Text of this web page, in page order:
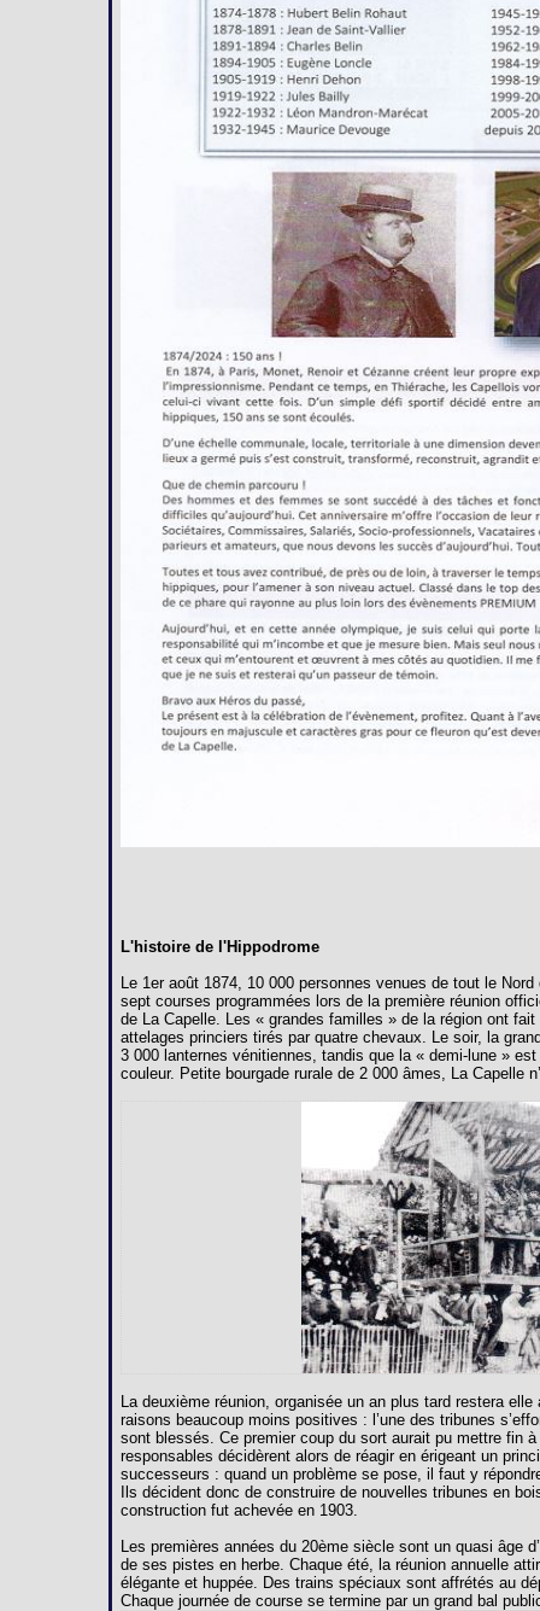
L'histoire de l'Hippodrome
Le 1er août 1874, 10 000 personnes venues de tout le
sept courses programmées lors de la première réunion
de La Capelle. Les « grandes familles » de la région ont
attelages princiers tirés par quatre chevaux. Le soir, la
3 000 lanternes vénitiennes, tandis que la « demi-lune »
couleur. Petite bourgade rurale de 2 000 âmes, La Capelle
La deuxième réunion, organisée un an plus tard restera
raisons beaucoup moins positives : l’une des tribunes
sont blessés. Ce premier coup du sort aurait pu mettre fin à
responsables décidèrent alors de réagir en érigeant un
successeurs : quand un problème se pose, il faut y
Ils décident donc de construire de nouvelles tribunes en
construction fut achevée en 1903.
Les premières années du 20ème siècle sont un quasi âge
de ses pistes en herbe. Chaque été, la réunion annuelle
élégante et huppée. Des trains spéciaux sont affrétés au
Chaque journée de course se termine par un grand bal